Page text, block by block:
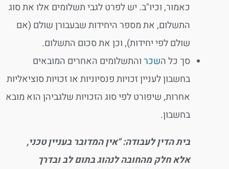
כאמור, וכיו"ב. יש לפרט לגבי תשלומים אלו את סוג
התשלום, את מספר היחידות שבעבורן שולם (אם
שולם לפי יחידות), וכן את סכום התשלום.
סך כל השכרוהתשלומים האחרים המובאים
בחשבון לעניין זכויות פנסיוניות או זכויות סוציאליות
אחרות, שיפורט לפי סוג הזכויות שלגביהן הוא מובא
בחשבון.
בית הדין לעבודה: "אין המדובר בעניין טכני,
אלא חלק מהחובה לנהוג בתום לב ובדרך